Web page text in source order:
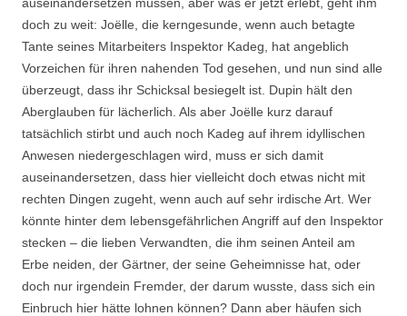
doch zu weit: Joëlle, die kerngesunde, wenn auch betagte
Tante seines Mitarbeiters Inspektor Kadeg, hat angeblich
Vorzeichen für ihren nahenden Tod gesehen, und nun sind alle
überzeugt, dass ihr Schicksal besiegelt ist. Dupin hält den
Aberglauben für lächerlich. Als aber Joëlle kurz darauf
tatsächlich stirbt und auch noch Kadeg auf ihrem idyllischen
Anwesen niedergeschlagen wird, muss er sich damit
auseinandersetzen, dass hier vielleicht doch etwas nicht mit
rechten Dingen zugeht, wenn auch auf sehr irdische Art. Wer
könnte hinter dem lebensgefährlichen Angriff auf den Inspektor
stecken – die lieben Verwandten, die ihm seinen Anteil am
Erbe neiden, der Gärtner, der seine Geheimnisse hat, oder
doch nur irgendein Fremder, der darum wusste, dass sich ein
Einbruch hier hätte lohnen können? Dann aber häufen sich